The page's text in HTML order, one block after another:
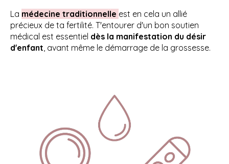
La médecine traditionnelle est en cela un allié
précieux de ta fertilité. T'entourer d'un bon soutien
médical est essentiel dès la manifestation du désir
d'enfant , avant même le démarrage de la grossesse.